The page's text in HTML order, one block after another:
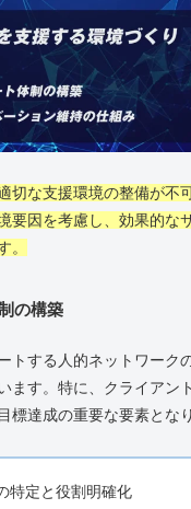
切な支援環境の整備が不
要因を考慮し、効果的な
。
の構築
トする人的ネットワーク
ます。特に、クライアン
標達成の重要な要素とな
特定と役割明確化